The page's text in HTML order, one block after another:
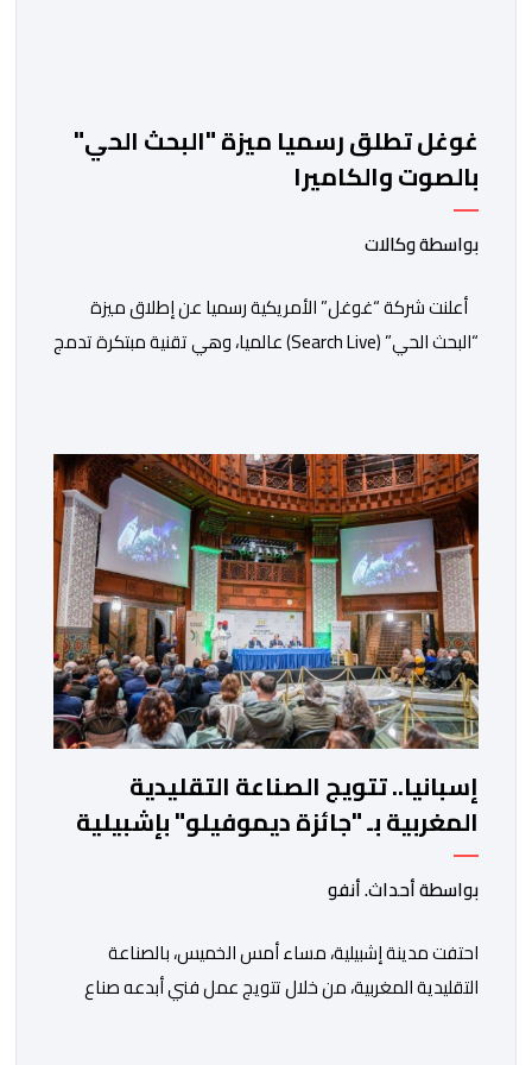
غوغل تطلق رسميا ميزة "البحث الحي"
بالصوت والكاميرا
بواسطة وكالات
أعلنت شركة “غوغل” الأمريكية رسميا عن إطلاق ميزة
“البحث الحي” (Search Live) عالميا، وهي تقنية مبتكرة تدمج
الشركة تأتي هذه الخطوة كجزء من استراتيجية “غوغل”
الشاملة لتعميم تطبيقات الذكاء الاصطناعي التوليدي في
تفاصيل الحياة اليومية. وتعتمد الميزة الجديدة على […]
إسبانيا.. تتويج الصناعة التقليدية
المغربية بـ "جائزة ديموفيلو" بإشبيلية
بواسطة أحداث. أنفو
احتفت مدينة إشبيلية، مساء أمس الخميس، بالصناعة
التقليدية المغربية، من خلال تتويج عمل فني أبدعه صناع